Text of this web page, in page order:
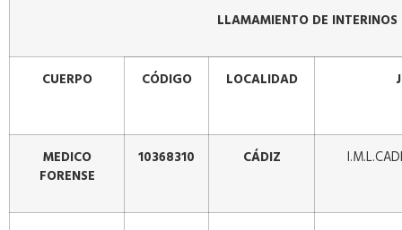
LLAMAMIENTO DE
CUERPO CÓDIGO LOCALIDAD
MEDICO
FORENSE
10368310 CÁDIZ